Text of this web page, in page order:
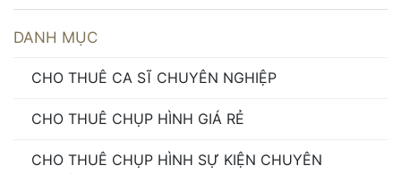
DANH MỤC
CHO THUÊ CA SĨ CHUYÊN NGHIỆP
CHO THUÊ CHỤP HÌNH GIÁ RẺ
CHO THUÊ CHỤP HÌNH SỰ KIỆN CHUYÊN